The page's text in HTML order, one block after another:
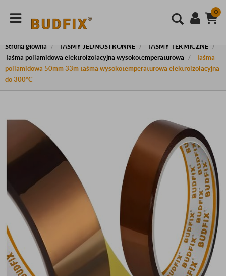
0
Strona główna TAŚMY JEDNOSTRONNE
TAŚMY TERMICZNE
Taśma poliamidowa elektroizolacyjna wysokotemperaturowa
Taśma
poliamidowa 50mm 33m taśma wysokotemperaturowa elektroizolacyjna
do 300°C